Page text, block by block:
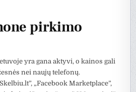
pirkimo
yra gana aktyvi, o kainos gali
nei naujų telefonų.
„Facebook Marketplace”,